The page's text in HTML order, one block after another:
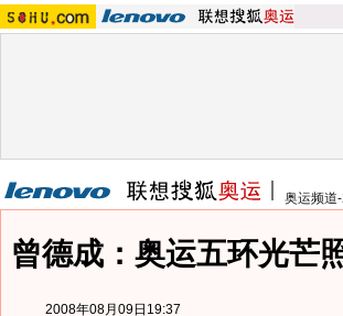
奥运频道
曾德成：奥运五环光芒
2008年08月09日19:37